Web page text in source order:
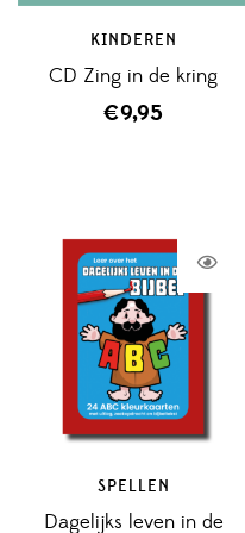
KINDEREN
CD Zing in de kring
€9,95
SPELLEN
Dagelijks leven in de